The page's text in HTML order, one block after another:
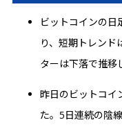
ビットコインの日
り、短期トレンド
ターは下落で推移
昨日のビットコイ
た。5日連続の陰